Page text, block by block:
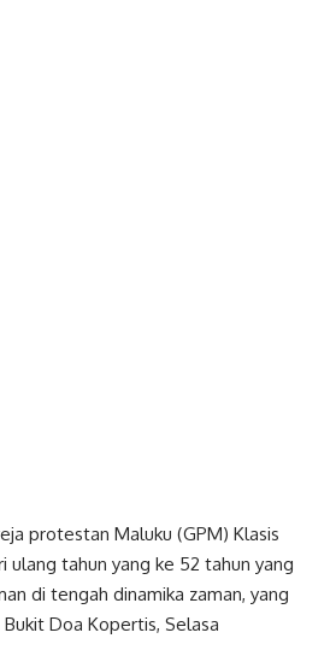
protestan Maluku (GPM) Klasis
ulang tahun yang ke 52 tahun yang
di tengah dinamika zaman, yang
Doa Kopertis, Selasa